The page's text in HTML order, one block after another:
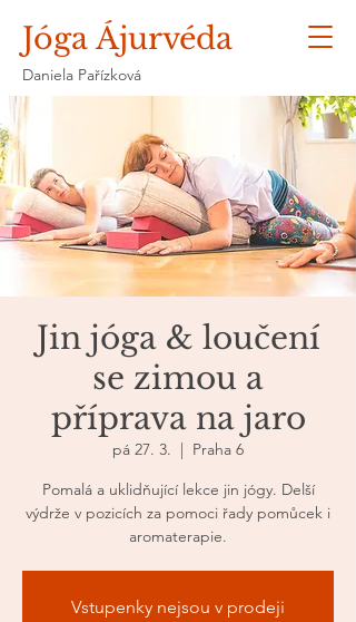
Jóga Ájurvéda
Daniela Pařízková
Jin jóga & loučení
se zimou a
příprava na jaro
pá 27. 3.
  |
Praha 6
Pomalá a uklidňující lekce jin jógy. Delší
výdrže v pozicích za pomoci řady pomůcek i
aromaterapie.
Vstupenky nejsou v prodeji